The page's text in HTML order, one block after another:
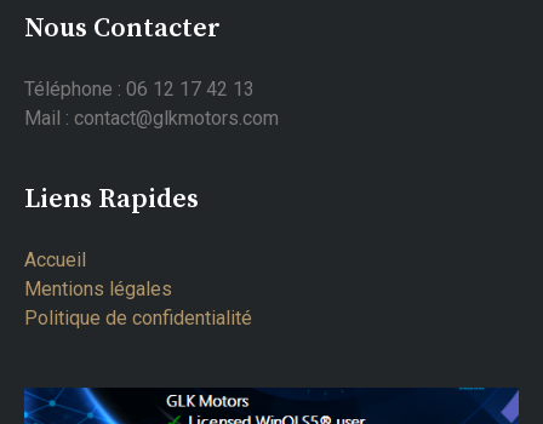
Nous Contacter
Téléphone : 06 12 17 42 13
Mail : contact@glkmotors.com
Liens Rapides
Accueil
Mentions légales
Politique de confidentialité